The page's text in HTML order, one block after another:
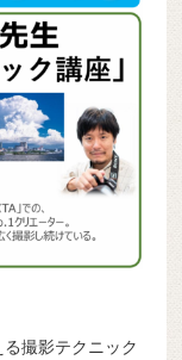
撮影テクニック